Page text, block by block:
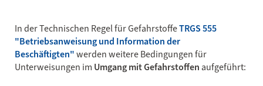
In der Technischen Regel für GefahrstoffeTRGS 555
"Betriebsanweisung und Information der
Beschäftigten"werden weitere Bedingungen für
Unterweisungen im Umgang mit Gefahrstoffen aufgeführt: